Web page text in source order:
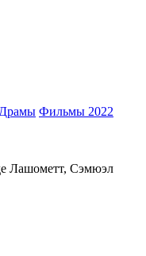
Драмы Фильмы 2022
Лашометт, Сэмюэл